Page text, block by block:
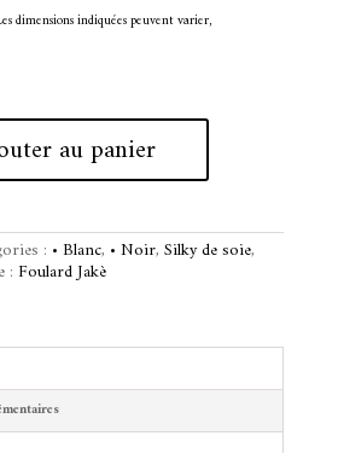
dimensions indiquées peuvent varier,
au panier
n
a
e
: • Blanc, • Noir, Silky de soie,
: Foulard Jakè